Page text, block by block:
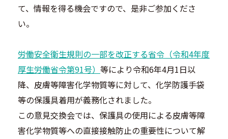
て、情報を得る機会ですので、是非ご参加くださ
い。
労働安全衛生規則の一部を改正する省令（令和4年度
厚生労働省令第91号） 等により令和6年4月1日以
降、皮膚等障害化学物質等に対して、 化学防護手袋
等の保護具着用が義務化されました。
この意見交換会では、 保護具の使用による皮膚等障
害化学物質等への直接接触防止の重要性について解